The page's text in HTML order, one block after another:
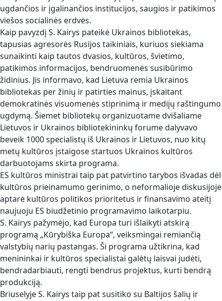
ugdančios ir įgalinančios institucijos, saugios ir patikimos
viešos socialinės erdvės.
Kaip pavyzdį S. Kairys pateikė Ukrainos bibliotekas,
tapusias agresorės Rusijos taikiniais, kuriuos siekiama
sunaikinti kaip tautos dvasios, kultūros, švietimo,
patikimos informacijos, bendruomenės susibūrimo
židinius. Jis informavo, kad Lietuva remia Ukrainos
bibliotekas per žinių ir patirties mainus, įskaitant
demokratinės visuomenės stiprinimą ir medijų raštingumo
ugdymą. Šiemet bibliotekų organizuotame dvišaliame
Lietuvos ir Ukrainos bibliotekininkų forume dalyvavo
beveik 1000 specialistų iš Ukrainos ir Lietuvos, nuo kitų
metų kultūros įstaigose startuos Ukrainos kultūros
darbuotojams skirta programa.
ES kultūros ministrai taip pat patvirtino tarybos išvadas dėl
kultūros prieinamumo gerinimo, o neformalioje diskusijoje
aptarė kultūros politikos prioritetus ir finansavimo ateitį
naujuoju ES biudžetinio programavimo laikotarpiu.
S. Kairys pažymėjo, kad Europa turi išlaikyti atskirą
programą „Kūrybiška Europa“, veiksmingai remiančią
valstybių narių pastangas. Ši programa užtikrina, kad
menininkai ir kultūros specialistai galėtų laisvai judėti,
bendradarbiauti, rengti bendrus projektus, kurti bendrą
produkciją.
Briuselyje S. Kairys taip pat susitiko su Baltijos šalių ir